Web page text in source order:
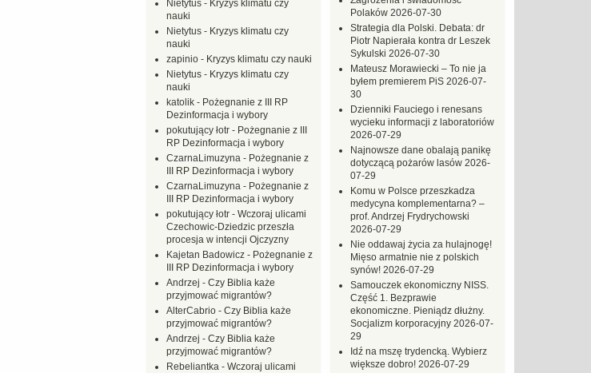
Polaków 2026-07-30
Strategia dla Polski. Debata: dr
Piotr Napierała kontra dr Leszek
Sykulski 2026-07-30
Mateusz Morawiecki – To nie ja
byłem premierem PiS 2026-07-
30
Dzienniki Fauciego i renesans
wycieku informacji z laboratoriów
2026-07-29
Najnowsze dane obalają panikę
dotyczącą pożarów lasów 2026-
07-29
Komu w Polsce przeszkadza
medycyna komplementarna? –
prof. Andrzej Frydrychowski
2026-07-29
Nie oddawaj życia za hulajnogę!
Mięso armatnie nie z polskich
synów! 2026-07-29
Samouczek ekonomiczny NISS.
Część 1. Bezprawie
ekonomiczne. Pieniądz dłużny.
Socjalizm korporacyjny 2026-07-
29
Idź na mszę trydencką. Wybierz
większe dobro! 2026-07-29
Nietytus - Kryzys klimatu czy
nauki
Nietytus - Kryzys klimatu czy
nauki
zapinio - Kryzys klimatu czy nauki
Nietytus - Kryzys klimatu czy
nauki
katolik - Pożegnanie z III RP
Dezinformacja i wybory
pokutujący łotr - Pożegnanie z III
RP Dezinformacja i wybory
CzarnaLimuzyna - Pożegnanie z
III RP Dezinformacja i wybory
CzarnaLimuzyna - Pożegnanie z
III RP Dezinformacja i wybory
pokutujący łotr - Wczoraj ulicami
Czechowic-Dziedzic przeszła
procesja w intencji Ojczyzny
Kajetan Badowicz - Pożegnanie z
III RP Dezinformacja i wybory
Andrzej - Czy Biblia każe
przyjmować migrantów?
AlterCabrio - Czy Biblia każe
przyjmować migrantów?
Andrzej - Czy Biblia każe
przyjmować migrantów?
Rebeliantka - Wczoraj ulicami